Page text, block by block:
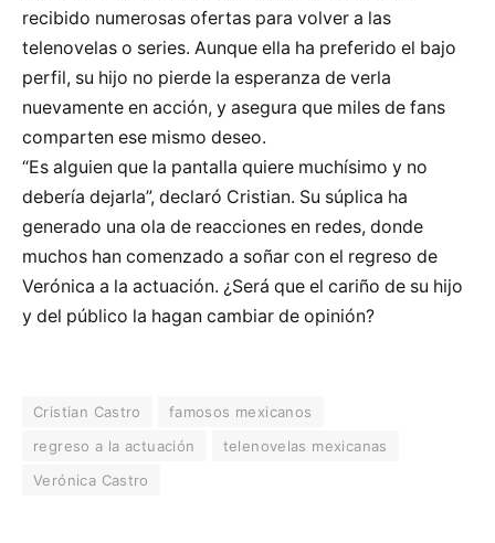
recibido numerosas ofertas para volver a las
telenovelas o series. Aunque ella ha preferido el bajo
perfil, su hijo no pierde la esperanza de verla
nuevamente en acción, y asegura que miles de fans
comparten ese mismo deseo.
“Es alguien que la pantalla quiere muchísimo y no
debería dejarla”, declaró Cristian. Su súplica ha
generado una ola de reacciones en redes, donde
muchos han comenzado a soñar con el regreso de
Verónica a la actuación. ¿Será que el cariño de su hijo
y del público la hagan cambiar de opinión?
Cristian Castro
famosos mexicanos
regreso a la actuación
telenovelas mexicanas
Verónica Castro